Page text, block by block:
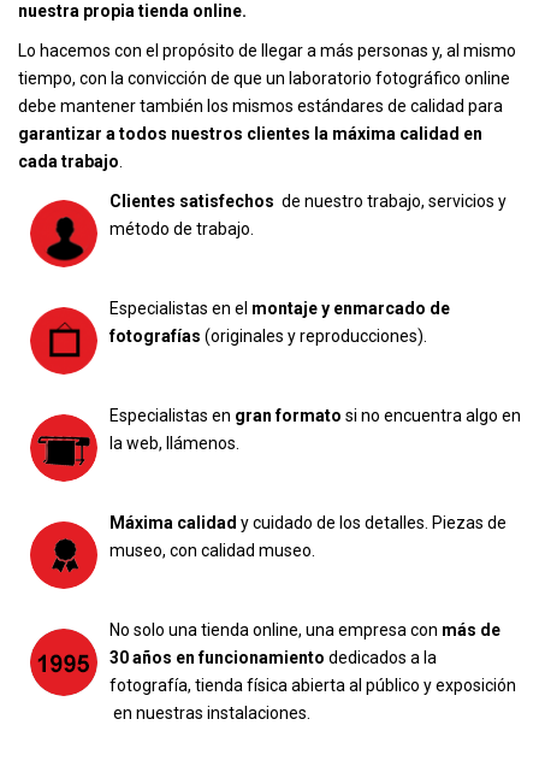
nuestra propia tienda online.
Lo hacemos con el propósito de llegar a más personas y, al mismo
tiempo, con la convicción de que un laboratorio fotográfico online
debe mantener también los mismos estándares de calidad para
garantizar a todos nuestros clientes la máxima calidad en
cada trabajo
Clientes satisfechos de nuestro trabajo, servicios y
método de trabajo.
Especialistas en el montaje y enmarcado de
fotografías (originales y reproducciones).
Especialistas en gran formato si no encuentra algo en
la web, llámenos.
Máxima calidad y cuidado de los detalles. Piezas de
museo, con calidad museo.
No solo una tienda online, una empresa con más de
30 años en funcionamiento dedicados a la
fotografía, tienda física abierta al público y exposición
en nuestras instalaciones.